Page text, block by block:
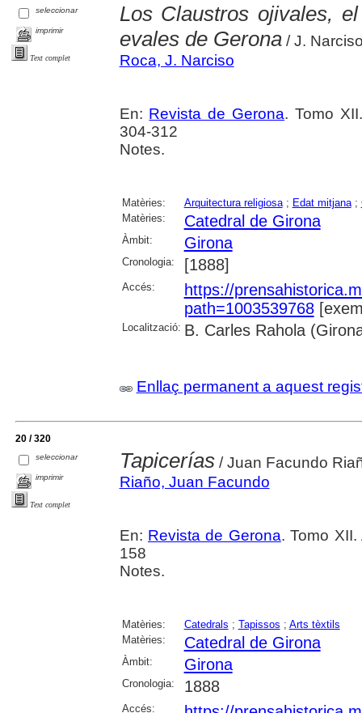
seleccionar
imprimir
Text complet
Los Claustros ojivales,
evales de Gerona/ J.
Roca, J. Narciso
En: Revista de Gerona. Tomo
304-312
Notes.
Matèries: Arquitectura religiosa; Edat mitjana;
Matèries:
Catedral de Girona
Àmbit: Girona
Cronologia: [1888]
Accés:
https://
path=1003539768
Localització: B. Carles Rahola
Enllaç permanent a aquest
20 / 320
seleccionar
imprimir
Text complet
Tapicerías/ Juan Facundo
Riaño, Juan Facundo
En: Revista de Gerona. Tomo
158
Notes.
Matèries: Catedrals ; Tapissos ; Arts tèxtils
Matèries:
Catedral de Girona
Àmbit: Girona
Cronologia: 1888
Accés: